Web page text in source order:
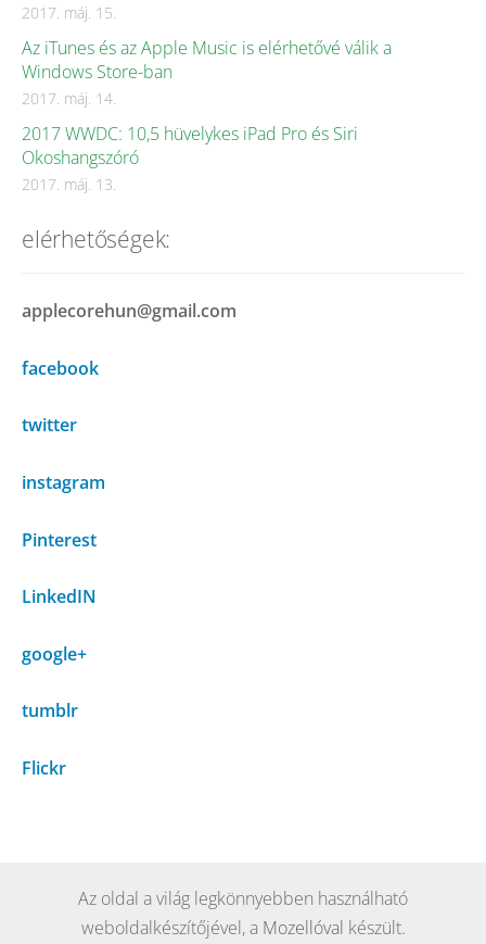
2017. máj. 15.
Az iTunes és az Apple Music is elérhetővé válik a
Windows Store-ban
2017. máj. 14.
2017 WWDC: 10,5 hüvelykes iPad Pro és Siri
Okoshangszóró
2017. máj. 13.
elérhetőségek:
applecorehun@gmail.com
facebook
twitter
instagram
Pinterest
LinkedIN
google+
tumblr
Flickr
Az oldal a világ legkönnyebben használható
weboldalkészítőjével, a Mozellóval készült.